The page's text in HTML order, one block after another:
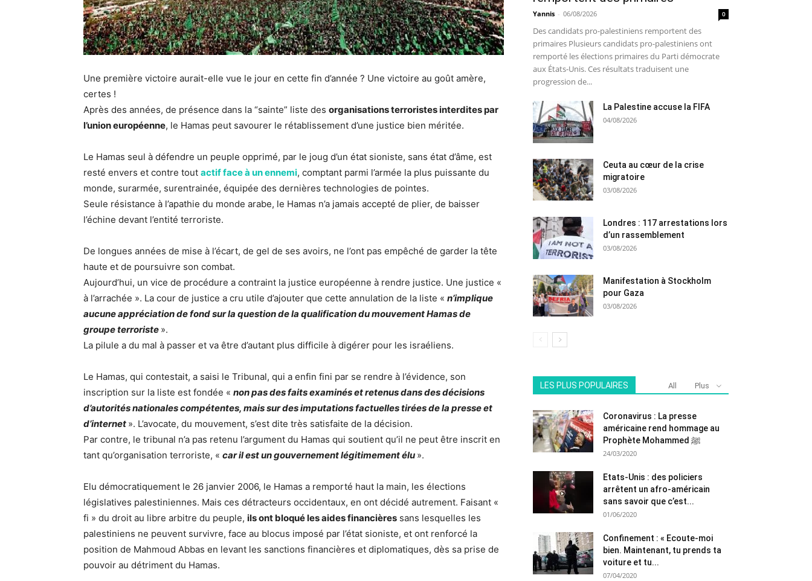
Une première victoire aurait-elle vue le jour en cette fin d’année ? Une victoire au goût amère,
certes !
Après des années, de présence dans la “sainte” liste des organisations terroristes interdites par
l’union européenne, le Hamas peut savourer le rétablissement d’une justice bien méritée.
Le Hamas seul à défendre un peuple opprimé, par le joug d’un état sioniste, sans état d’âme, est
resté envers et contre tout actif face à un ennemi, comptant parmi l’armée la plus puissante du
monde, surarmée, surentrainée, équipée des dernières technologies de pointes.
Seule résistance à l’apathie du monde arabe, le Hamas n’a jamais accepté de plier, de baisser
l’échine devant l’entité terroriste.
De longues années de mise à l’écart, de gel de ses avoirs, ne l’ont pas empêché de garder la tête
haute et de poursuivre son combat.
Aujourd’hui, un vice de procédure a contraint la justice européenne à rendre justice. Une justice «
à l’arrachée ». La cour de justice a cru utile d’ajouter que cette annulation de la liste « n’implique
aucune appréciation de fond sur la question de la qualification du mouvement Hamas de
groupe terroriste ».
La pilule a du mal à passer et va être d’autant plus difficile à digérer pour les israéliens.
Le Hamas, qui contestait, a saisi le Tribunal, qui a enfin fini par se rendre à l’évidence, son
inscription sur la liste est fondée « non pas des faits examinés et retenus dans des décisions
d’autorités nationales compétentes, mais sur des imputations factuelles tirées de la presse et
d’internet ». L’avocate, du mouvement, s’est dite très satisfaite de la décision.
Par contre, le tribunal n’a pas retenu l’argument du Hamas qui soutient qu’il ne peut être inscrit en
tant qu’organisation terroriste, « car il est un gouvernement légitimement élu ».
Elu démocratiquement le 26 janvier 2006, le Hamas a remporté haut la main, les élections
législatives palestiniennes. Mais ces détracteurs occidentaux, en ont décidé autrement. Faisant «
fi » du droit au libre arbitre du peuple, ils ont bloqué les aides financières sans lesquelles les
palestiniens ne peuvent survivre, face au blocus imposé par l’état sioniste, et ont renforcé la
position de Mahmoud Abbas en levant les sanctions financières et diplomatiques, dès sa prise de
pouvoir au détriment du Hamas.
Yannis - 06/08/2026 0
Des candidats pro-palestiniens remportent des
primaires Plusieurs candidats pro-palestiniens ont
remporté les élections primaires du Parti démocrate
aux États-Unis. Ces résultats traduisent une
progression de...
La Palestine accuse la FIFA
04/08/2026
Ceuta au cœur de la crise
migratoire
03/08/2026
Londres : 117 arrestations lors
d’un rassemblement
03/08/2026
Manifestation à Stockholm
pour Gaza
03/08/2026
LES PLUS POPULAIRES All Plus
Coronavirus : La presse
américaine rend hommage au
Prophète Mohammed ﷺ
24/03/2020
Etats-Unis : des policiers
arrêtent un afro-américain
sans savoir que c’est...
01/06/2020
Confinement : « Ecoute-moi
bien. Maintenant, tu prends ta
voiture et tu...
07/04/2020